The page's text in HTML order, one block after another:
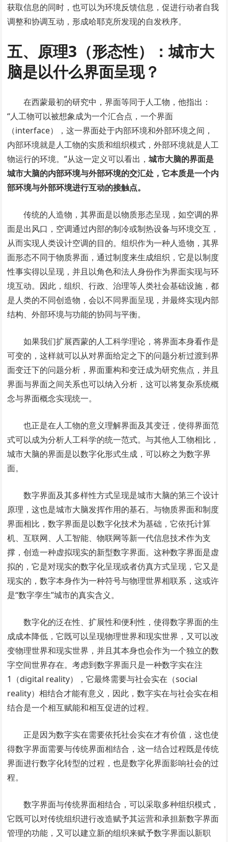
获取信息的同时，也可以为环境反馈信息，促进行动者自我
调整和协调互动，形成哈耶克所发现的自发秩序。
五、原理3（形态性）：城市大
脑是以什么界面呈现？
在西蒙最初的研究中，界面等同于人工物，他指出：
“人工物可以被想象成为一个汇合点，一个界面
（interface），这一界面处于内部环境和外部环境之间，
内部环境就是人工物的实质和组织模式，外部环境就是人工
物运行的环境。”从这一定义可以看出，城市大脑的界面是
城市大脑的内部环境与外部环境的交汇处，它本质是一个内
部环境与外部环境进行互动的接触点。
传统的人造物，其界面是以物质形态呈现，如空调的界
面是出风口，空调通过内部的制冷或制热设备与环境交互，
从而实现人类设计空调的目的。组织作为一种人造物，其界
面形态不同于物质界面，通过制度来生成组织，它是以制度
性事实得以呈现，并且以角色和法人身份作为界面实现与环
境互动。因此，组织、行政、治理等人类社会基础设施，都
是人类的不同创造物，会以不同界面呈现，并最终实现内部
结构、外部环境与功能的协同与平衡。
如果我们扩展西蒙的人工科学理论，将界面本身看作是
可变的，这样就可以从对界面给定之下的问题分析过渡到界
面变迁下的问题分析，界面重构和变迁成为研究焦点，并且
界面与界面之间关系也可以纳入分析，这可以将复杂系统概
念与界面概念实现统一。
也正是在人工物的意义理解界面及其变迁，使得界面范
式可以成为分析人工科学的统一范式。与其他人工物相比，
城市大脑的界面是以数字化形式生成，可以称之为数字界
面。
数字界面及其多样性方式呈现是城市大脑的第三个设计
原理，这也是城市大脑发挥作用的基石。与物质界面和制度
界面相比，数字界面是以数字化技术为基础，它依托计算
机、互联网、人工智能、物联网等新一代信息技术作为支
撑，创造一种虚拟现实的新型数字界面。这种数字界面是虚
拟的，它是对现实的数字化呈现或者仿真方式呈现，它又是
现实的，数字本身作为一种符号与物理世界相联系，这或许
是“数字孪生”城市的真实含义。
数字化的泛在性、扩展性和便利性，使得数字界面的生
成成本降低，它既可以呈现物理世界和现实世界，又可以改
变物理世界和现实世界，并且其本身也会作为一个独立的数
字空间世界存在。考虑到数字界面只是一种数字实在注
1（digital reality），它最终需要与社会实在（social
reality）相结合才能有意义，因此，数字实在与社会实在相
结合是一个相互赋能和相互促进的过程。
正是因为数字实在需要依托社会实在才有价值，这也使
得数字界面需要与传统界面相结合，这一结合过程既是传统
界面进行数字化转型的过程，也是数字化界面影响社会的过
程。
数字界面与传统界面相结合，可以采取多种组织模式，
它既可以对传统组织进行改造赋予其运营和承担新数字界面
管理的功能，又可以建立新的组织来赋予数字界面以新职